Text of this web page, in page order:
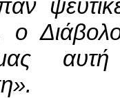
ο
αυτή